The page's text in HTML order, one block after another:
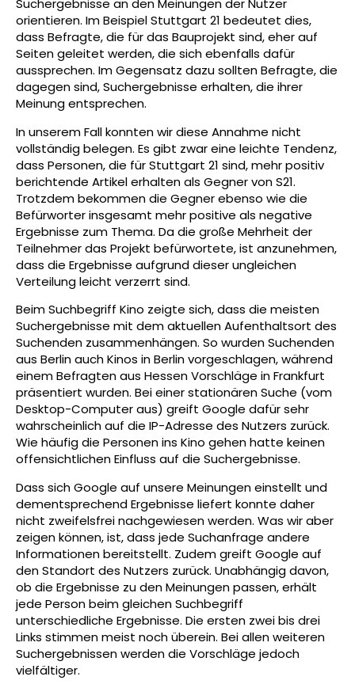
Suchergebnisse an den Meinungen der Nutzer
orientieren. Im Beispiel Stuttgart 21 bedeutet dies,
dass Befragte, die für das Bauprojekt sind, eher auf
Seiten geleitet werden, die sich ebenfalls dafür
aussprechen. Im Gegensatz dazu sollten Befragte, die
dagegen sind, Suchergebnisse erhalten, die ihrer
Meinung entsprechen.
In unserem Fall konnten wir diese Annahme nicht
vollständig belegen. Es gibt zwar eine leichte Tendenz,
dass Personen, die für Stuttgart 21 sind, mehr positiv
berichtende Artikel erhalten als Gegner von S21.
Trotzdem bekommen die Gegner ebenso wie die
Befürworter insgesamt mehr positive als negative
Ergebnisse zum Thema. Da die große Mehrheit der
Teilnehmer das Projekt befürwortete, ist anzunehmen,
dass die Ergebnisse aufgrund dieser ungleichen
Verteilung leicht verzerrt sind.
Beim Suchbegriff Kino zeigte sich, dass die meisten
Suchergebnisse mit dem aktuellen Aufenthaltsort des
Suchenden zusammenhängen. So wurden Suchenden
aus Berlin auch Kinos in Berlin vorgeschlagen, während
einem Befragten aus Hessen Vorschläge in Frankfurt
präsentiert wurden. Bei einer stationären Suche (vom
Desktop-Computer aus) greift Google dafür sehr
wahrscheinlich auf die IP-Adresse des Nutzers zurück.
Wie häufig die Personen ins Kino gehen hatte keinen
offensichtlichen Einfluss auf die Suchergebnisse.
Dass sich Google auf unsere Meinungen einstellt und
dementsprechend Ergebnisse liefert konnte daher
nicht zweifelsfrei nachgewiesen werden. Was wir aber
zeigen können, ist, dass jede Suchanfrage andere
Informationen bereitstellt. Zudem greift Google auf
den Standort des Nutzers zurück. Unabhängig davon,
ob die Ergebnisse zu den Meinungen passen, erhält
jede Person beim gleichen Suchbegriff
unterschiedliche Ergebnisse. Die ersten zwei bis drei
Links stimmen meist noch überein. Bei allen weiteren
Suchergebnissen werden die Vorschläge jedoch
vielfältiger.